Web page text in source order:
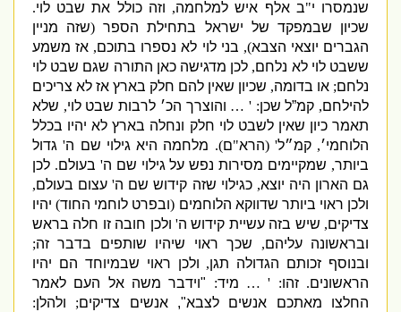
שנמסרו י" ב אלף איש למלחמה,וזה כולל את שבט לוי.
שכיון שבמפקד של ישראל בתחילת הספר(שזה מניין
הגברים יוצאי הצבא),בני לוי לא נספרו בתוכם,אז משמע
ששבט לוי לא נלחם,לכן מדגישה כאן התורה שגם שבט לוי
נלחם;או בדומה,שכיון שאין להם חלק בארץ אז לא צריכים
להילחם,קמ”ל שכן: ' …והוצרך הכ׳ לרבות שבט לוי,שלא
תאמר כיון שאין לשבט לוי חלק ונחלה בארץ לא יהיו בכלל
הלוחמי׳,קמ״ל' (הרא"ם).מלחמה היא גילוי שם ה 'גדול
ביותר,שמקיימים מסירות נפש על גילוי שם ה 'בעולם.לכן
גם הארון היה יוצא,כגילוי שזה קידוש שם ה 'עצום בעולם,
ולכן ראוי ביותר שדווקא הלוחמים(ובפרט לוחמי החוד)יהיו
צדיקים,שיש בזה עשיית קידוש ה'ולכן חובה זו חלה בראש
ובראשונה עליהם,שכך ראוי שיהיו שותפים בדבר זה ;
ובנוסף זכותם הגדולה תגן,ולכן ראוי שבמיוחד הם יהיו
הראשונים.זהו: ' …מיד:
" וידבר משה אל העם לאמר
החלצו מאתכם אנשים לצבא",אנשים צדיקים;ולהלן: